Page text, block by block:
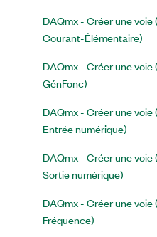
DAQmx - Créer une voie
Courant-Élémentaire)
DAQmx - Créer une voie
GénFonc)
DAQmx - Créer une voie
Entrée numérique)
DAQmx - Créer une voie
Sortie numérique)
DAQmx - Créer une voie
Fréquence)